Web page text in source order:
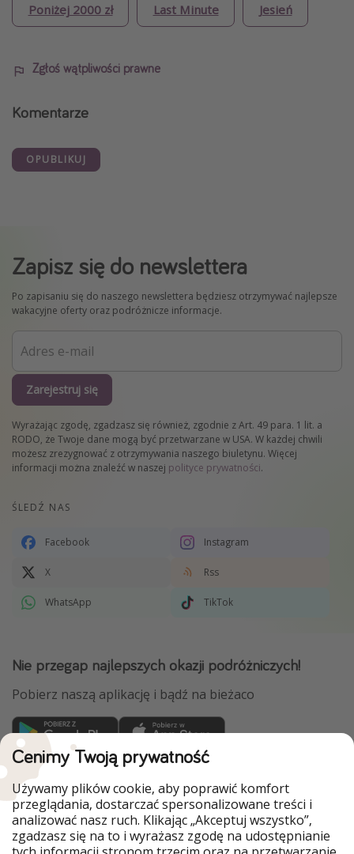
Poniżej 2000 zł Last Minute Jesień
Zgłoś wątpliwości prawne
Komentarze
OPUBLIKUJ
Zapisz się do newslettera
Po zapisaniu się do naszego newslettera będziesz otrzymywać najlepsze
wakacyjne oferty oraz podróżnicze informacje.
Zarejestruj się
Wyrażając zgodę, zgadzasz się również, zgodnie z Art. 49 para. 1 lit. a
RODO, że Twoje dane mogą być przetwarzane w USA. W każdej chwili
możesz zrezygnować z otrzymywania naszego biuletynu. Więcej
informacji można znaleźć w naszej polityce prywatności.
ŚLEDŹ NAS
Facebook Instagram
X Rss
WhatsApp TikTok
Nie przegap najlepszych okazji podróżniczych!
Pobierz naszą aplikację i bądź na bieżaco
WakacyjniPiraci są częścią Grupy HolidayPirates
Nasze rynki
PiratinViaggio
HolidayPirates
VakantiePiraten
VoyagesPirates
Cenimy Twoją prywatność
Używamy plików cookie, aby poprawić komfort
przeglądania, dostarczać spersonalizowane treści i
analizować nasz ruch. Klikając „Akceptuj wszystko”,
zgadzasz się na to i wyrażasz zgodę na udostępnianie